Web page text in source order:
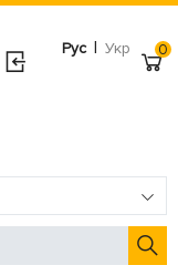
Рус | Укр 0